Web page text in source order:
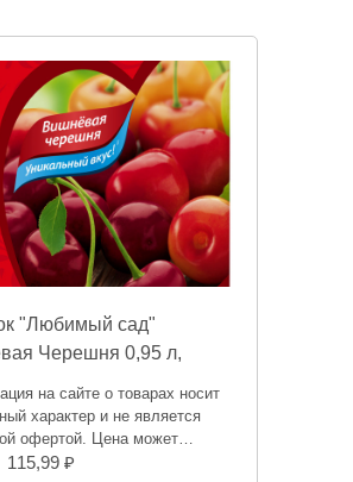
"Любимый сад"
Черешня 0,95 л,
на сайте о товарах носит
характер и не является
офертой. Цена может
115,99 ₽